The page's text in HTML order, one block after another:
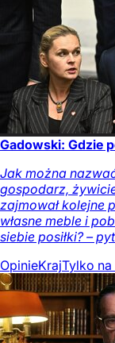
Gadowski: Gdzie
Jak można
gospodarz,
zajmował kolejne
własne meble i
siebie posiłki? –
OpinieKrajTylko